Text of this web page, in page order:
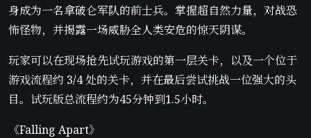
身成为一名拿破仑军队的前士兵。掌握超自然力量，对战恐
怖怪物，并揭露一场威胁全人类安危的惊天阴谋。
玩家可以在现场抢先试玩游戏的第一层关卡，以及一个位于
游戏流程约 3/4 处的关卡，并在最后尝试挑战一位强大的头
目。试玩版总流程约为45分钟到1.5小时。
《Falling Apart》